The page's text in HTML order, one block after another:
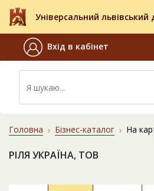
Універсальний львівський
Вхід в кабінет
Головна Бізнес-каталог На
РІЛЯ УКРАЇНА, ТОВ